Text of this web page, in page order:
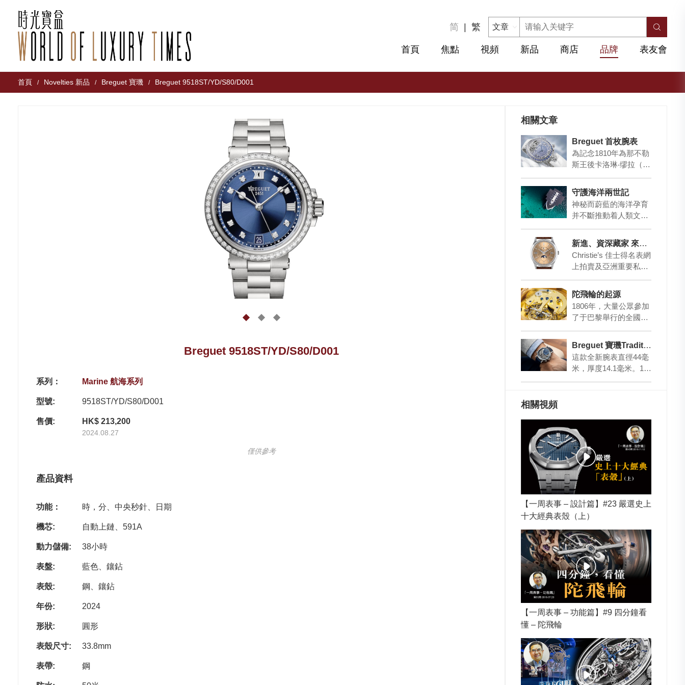
简 | 繁
首頁 焦點 視頻 新品 商店 品牌 表友會
首頁 / Novelties 新品 / Breguet 寶璣 / Breguet 9518ST/YD/S80/D001
Breguet 9518ST/YD/S80/D001
系列： Marine 航海系列
型號: 9518ST/YD/S80/D001
售價: HK$ 213,200
2024.08.27
僅供參考
產品資料
功能： 時，分、中央秒針、日期
機芯: 自動上鏈、591A
動力儲備: 38小時
表盤: 藍色、鑲鉆
表殼: 鋼、鑲鉆
年份: 2024
形狀: 圓形
表殼尺寸: 33.8mm
表帶: 鋼
相關文章
Breguet 首枚腕表
為記念1810年為那不勒
斯王後卡洛琳‧缪拉（th
作的第一只腕表…
守護海洋兩世記
神秘而蔚藍的海洋孕育
并不斷推動着人類文明
卻是日益嚴峻的海洋污
染問題，尤其是塑膠
對…
新進、資深藏家 來尋寶吧！
Christie’s 佳士得名表網
上拍賣及亞洲重要私人
了由古典至現代一系列
狀态及…
陀飛輪的起源
1806年，大量公眾參加
了于巴黎舉行的全國工
阿伯拉罕-路易·寶玑先
生研發的一項卓…
Breguet 寶璣Tradition 傳世系列7077獨立計時碼表
這款全新腕表直徑44毫
米，厚度14.1毫米。12
相關視頻
【一周表事 – 設計篇】#23 嚴選史上
十大經典表殼（上）
【一周表事 – 功能篇】#9 四分鐘看
懂 – 陀飛輪